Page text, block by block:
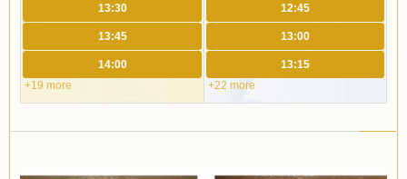
13:30
13:45
14:00
+19 more
12:45
13:00
13:15
+22 more